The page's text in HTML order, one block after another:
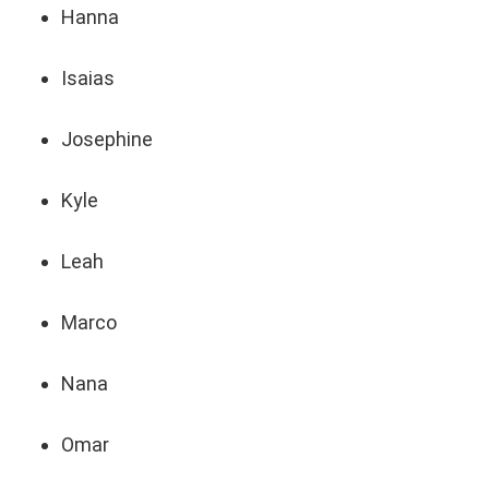
Hanna
Isaias
Josephine
Kyle
Leah
Marco
Nana
Omar